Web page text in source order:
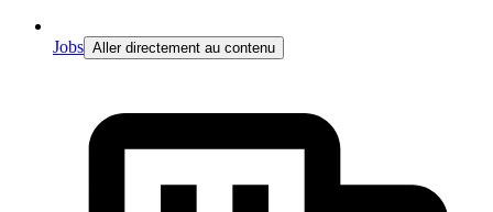
Jobs Aller directement au contenu